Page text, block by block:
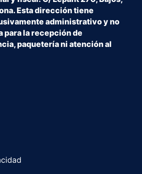
Esta dirección tiene
administrativo y no
para la recepción de
paquetería ni atención al